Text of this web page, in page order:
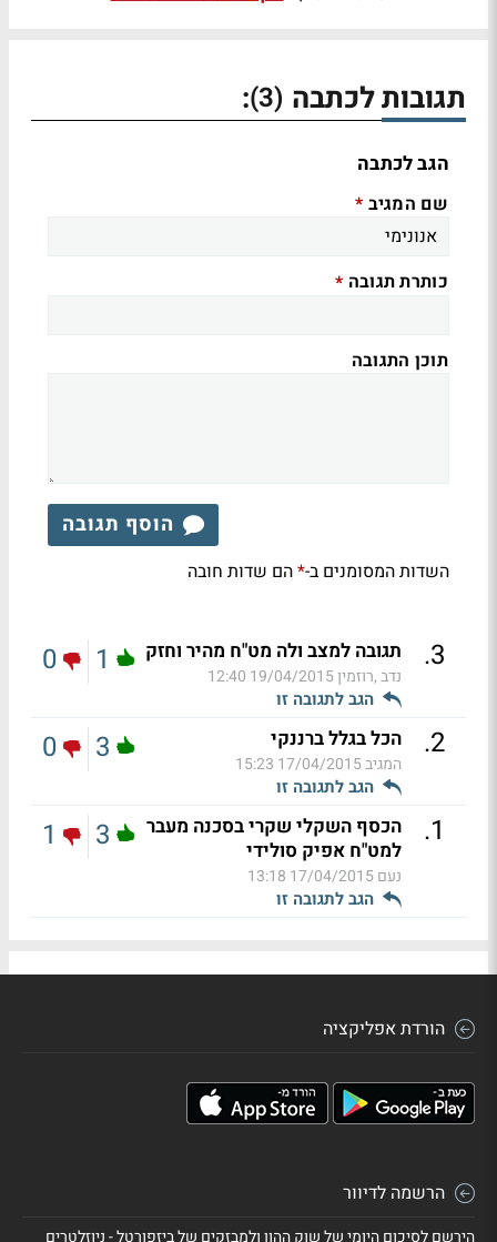
תגובות לכתבה (3)
:
הגב לכתבה
שם המגיב *
כותרת תגובה *
תוכן התגובה
הוסף תגובה
השדות המסומנים ב-*הם שדות חובה
3
. תגובה למצב ולה מט"ח מהיר וחזק
נדב ,רוזמין19/04/2015 12:40
הגב לתגובה זו
1
0
2
. הכל בגלל ברננקי
המגיב17/04/2015 15:23
הגב לתגובה זו
3
0
1
.
הכסף השקלי שקרי בסכנה מעבר
למט"ח אפיק סולידי
נעם17/04/2015 13:18
הגב לתגובה זו
3
1
הורדת אפליקציה
הרשמה לדיוור
הירשם לסיכום היומי של שוק ההון ולמבזקים של ביזפורטל - ניוזלטרים